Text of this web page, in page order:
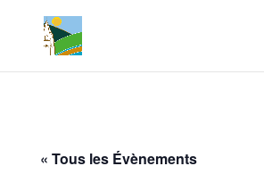
« Tous les Évènements